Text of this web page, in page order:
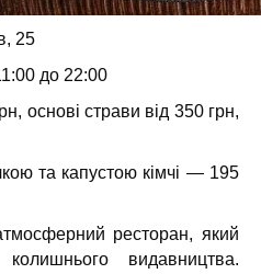
25
до 22:00
основі страви від 350 грн,
та капустою кімчі — 195
ресторан, який
видавництва.